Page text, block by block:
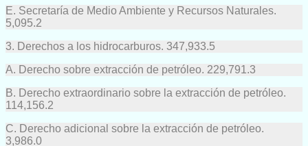
E. Secretaría de Medio Ambiente y Recursos Naturales.
5,095.2
3. Derechos a los hidrocarburos. 347,933.5
A. Derecho sobre extracción de petróleo. 229,791.3
B. Derecho extraordinario sobre la extracción de petróleo.
114,156.2
C. Derecho adicional sobre la extracción de petróleo.
3,986.0